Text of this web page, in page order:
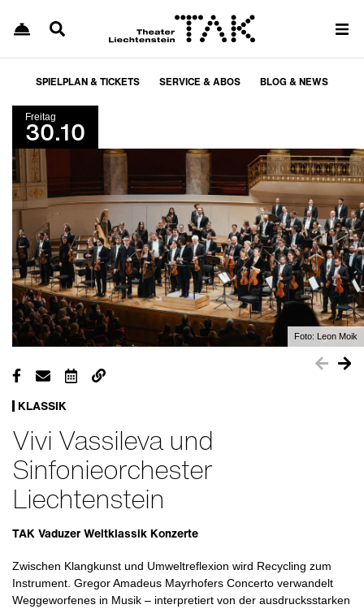
SPIELPLAN & TICKETS SERVICE & ABOS BLOG & NEWS
Freitag
30.10
Foto: Leon Moik
KLASSIK
Vivi Vassileva und
Sinfonieorchester
Liechtenstein
TAK Vaduzer Weltklassik Konzerte
Zwischen Klangkunst und Umweltreflexion wird Recycling zum
Instrument. Gregor Amadeus Mayrhofers Concerto verwandelt
Weggeworfenes in Musik – interpretiert von der ausdrucksstarken